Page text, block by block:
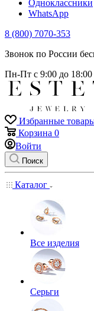
Одноклассники
WhatsApp
8 (800) 7070-353
Звонок по России
Пн-Пт с 9:00 до
Избранные
Корзина 0
Войти
Поиск
Каталог
Все изделия
Серьги